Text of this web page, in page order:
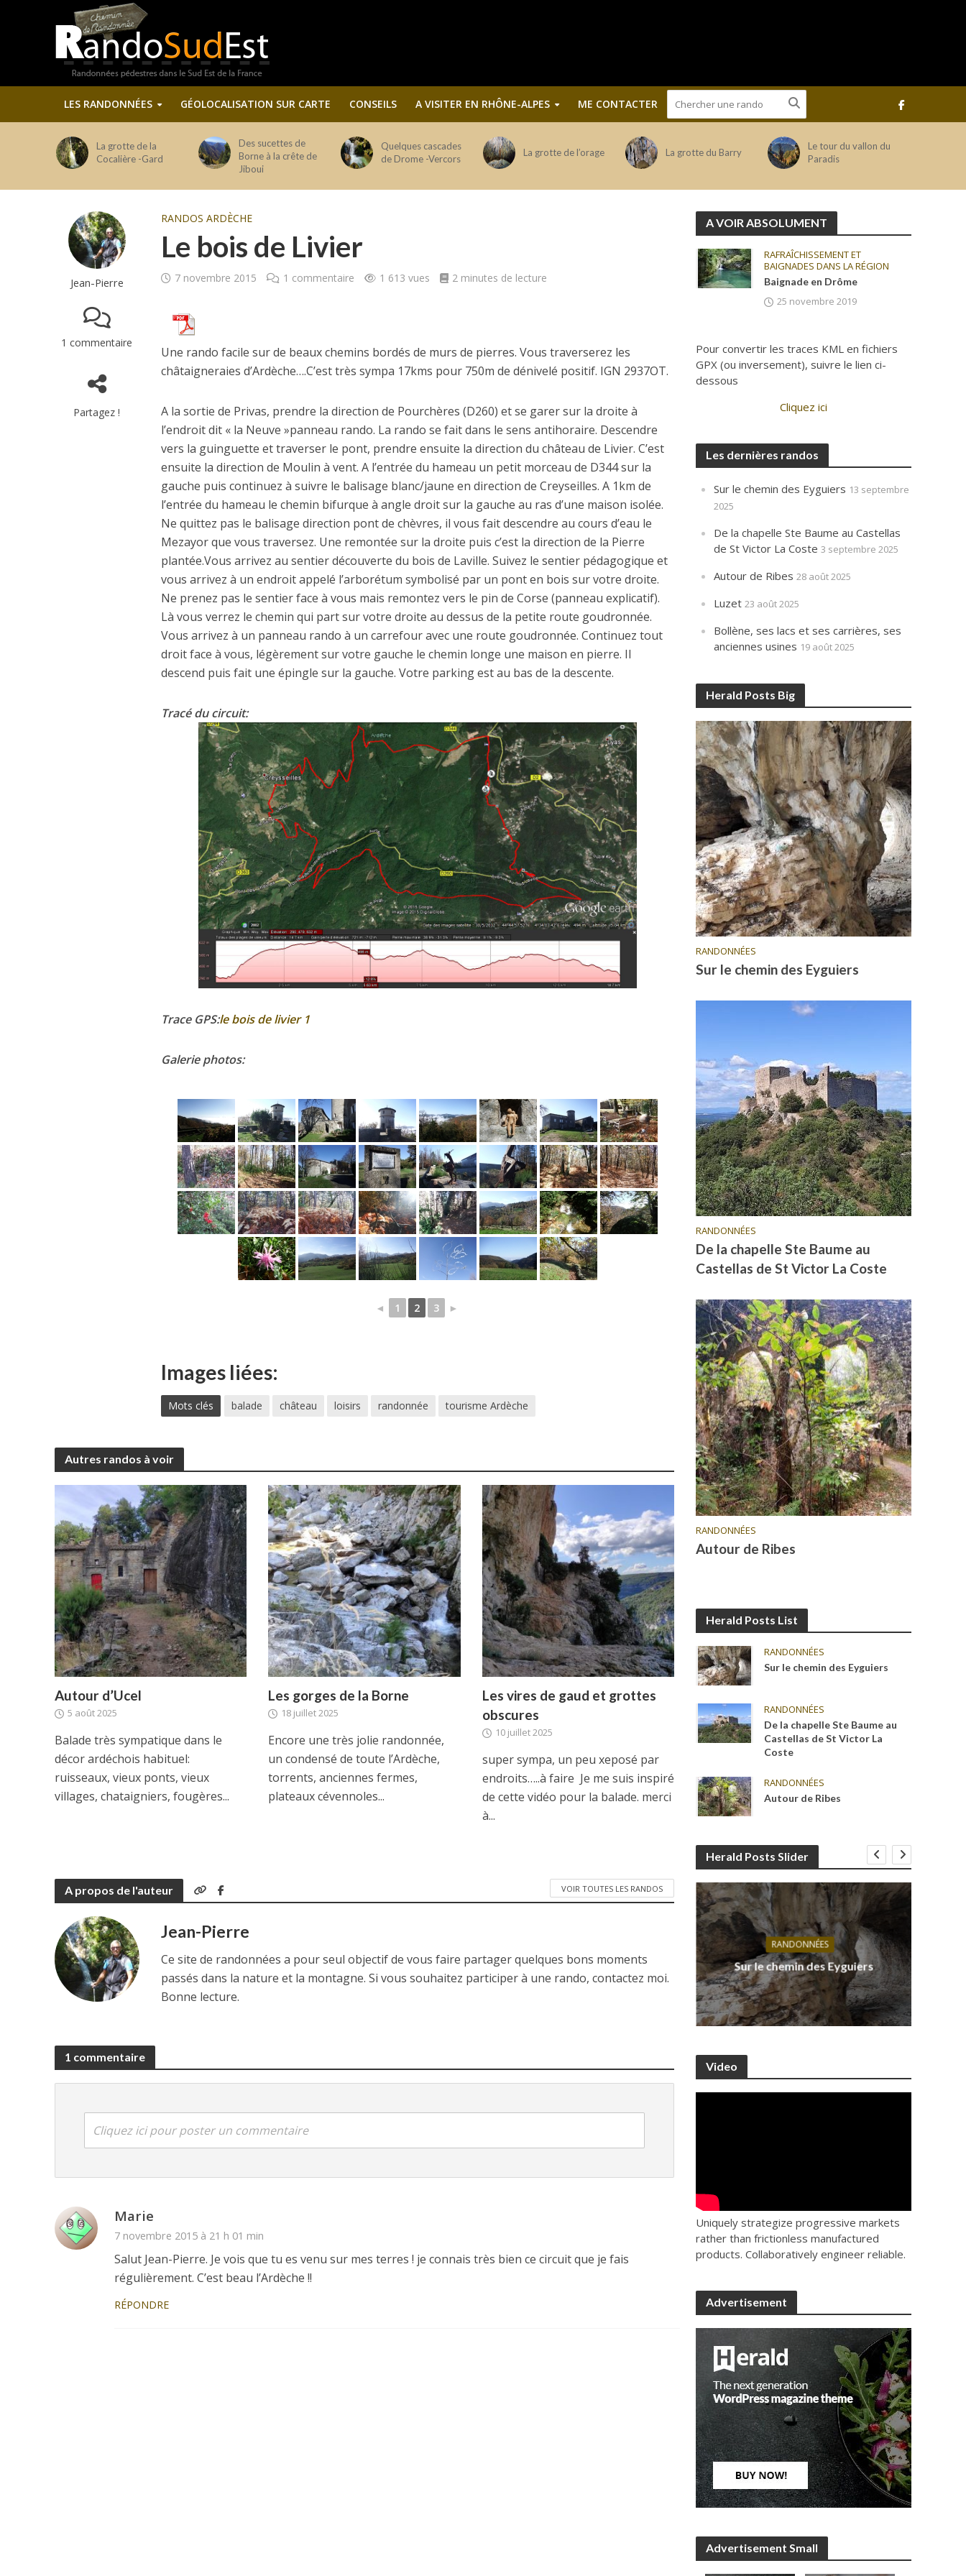
LES RANDONNÉES GÉOLOCALISATION SUR CARTE CONSEILS A VISITER EN RHÔNE-ALPES ME CONTACTER
La grotte de la
Cocalière -Gard
Des sucettes de
Borne à la crête de
Jiboui
Quelques cascades
de Drome -Vercors
La grotte de l’orage La grotte du Barry
Le tour du vallon du
Paradis
Jean-Pierre
1 commentaire
Partagez !
RANDOS ARDÈCHE
Le bois de Livier
7 novembre 2015 1 commentaire 1 613 vues 2 minutes de lecture
Une rando facile sur de beaux chemins bordés de murs de pierres. Vous traverserez les
châtaigneraies d’Ardèche….C’est très sympa 17kms pour 750m de dénivelé positif. IGN 2937OT.
A la sortie de Privas, prendre la direction de Pourchères (D260) et se garer sur la droite à
l’endroit dit « la Neuve »panneau rando. La rando se fait dans le sens antihoraire. Descendre
vers la guinguette et traverser le pont, prendre ensuite la direction du château de Livier. C’est
ensuite la direction de Moulin à vent. A l’entrée du hameau un petit morceau de D344 sur la
gauche puis continuez à suivre le balisage blanc/jaune en direction de Creyseilles. A 1km de
l’entrée du hameau le chemin bifurque à angle droit sur la gauche au ras d’une maison isolée.
Ne quittez pas le balisage direction pont de chèvres, il vous fait descendre au cours d’eau le
Mezayor que vous traversez. Une remontée sur la droite puis c’est la direction de la Pierre
plantée.Vous arrivez au sentier découverte du bois de Laville. Suivez le sentier pédagogique et
vous arrivez à un endroit appelé l’arborétum symbolisé par un pont en bois sur votre droite.
Ne prenez pas le sentier face à vous mais remontez vers le pin de Corse (panneau explicatif).
Là vous verrez le chemin qui part sur votre droite au dessus de la petite route goudronnée.
Vous arrivez à un panneau rando à un carrefour avec une route goudronnée. Continuez tout
droit face à vous, légèrement sur votre gauche le chemin longe une maison en pierre. Il
descend puis fait une épingle sur la gauche. Votre parking est au bas de la descente.
Tracé du circuit:
Trace GPS:le bois de livier 1
Galerie photos:
◄ 1 2 3 ►
Images liées:
Mots clés balade château loisirs randonnée tourisme Ardèche
Autres randos à voir
Autour d’Ucel
5 août 2025
Balade très sympatique dans le
décor ardéchois habituel:
ruisseaux, vieux ponts, vieux
villages, chataigniers, fougères...
Les gorges de la Borne
18 juillet 2025
Encore une très jolie randonnée,
un condensé de toute l’Ardèche,
torrents, anciennes fermes,
plateaux cévennoles...
Les vires de gaud et grottes
obscures
10 juillet 2025
super sympa, un peu xeposé par
endroits…..à faire Je me suis inspiré
de cette vidéo pour la balade. merci
à...
A propos de l'auteur VOIR TOUTES LES RANDOS
Jean-Pierre
Ce site de randonnées a pour seul objectif de vous faire partager quelques bons moments
passés dans la nature et la montagne. Si vous souhaitez participer à une rando, contactez moi.
Bonne lecture.
1 commentaire
Cliquez ici pour poster un commentaire
Marie
7 novembre 2015 à 21 h 01 min
Salut Jean-Pierre. Je vois que tu es venu sur mes terres ! je connais très bien ce circuit que je fais
régulièrement. C’est beau l’Ardèche !!
RÉPONDRE
A VOIR ABSOLUMENT
RAFRAÎCHISSEMENT ET
BAIGNADES DANS LA RÉGION
Baignade en Drôme
25 novembre 2019
Pour convertir les traces KML en fichiers
GPX (ou inversement), suivre le lien ci-
dessous
Cliquez ici
Les dernières randos
Sur le chemin des Eyguiers 13 septembre
2025
De la chapelle Ste Baume au Castellas
de St Victor La Coste 3 septembre 2025
Autour de Ribes 28 août 2025
Luzet 23 août 2025
Bollène, ses lacs et ses carrières, ses
anciennes usines 19 août 2025
Herald Posts Big
RANDONNÉES
Sur le chemin des Eyguiers
RANDONNÉES
De la chapelle Ste Baume au
Castellas de St Victor La Coste
RANDONNÉES
Autour de Ribes
Herald Posts List
RANDONNÉES
Sur le chemin des Eyguiers
RANDONNÉES
De la chapelle Ste Baume au
Castellas de St Victor La
Coste
RANDONNÉES
Autour de Ribes
Herald Posts Slider
Luzet
Bollène, ses lacs et ses carrières, ses
anciennes usines
RANDONNÉES
Sur le chemin des Eyguiers
Video
Uniquely strategize progressive markets
rather than frictionless manufactured
products. Collaboratively engineer reliable.
Advertisement
Advertisement Small